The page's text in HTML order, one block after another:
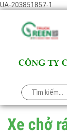
UA-203851857-1
CÔNG TY
Xe chở